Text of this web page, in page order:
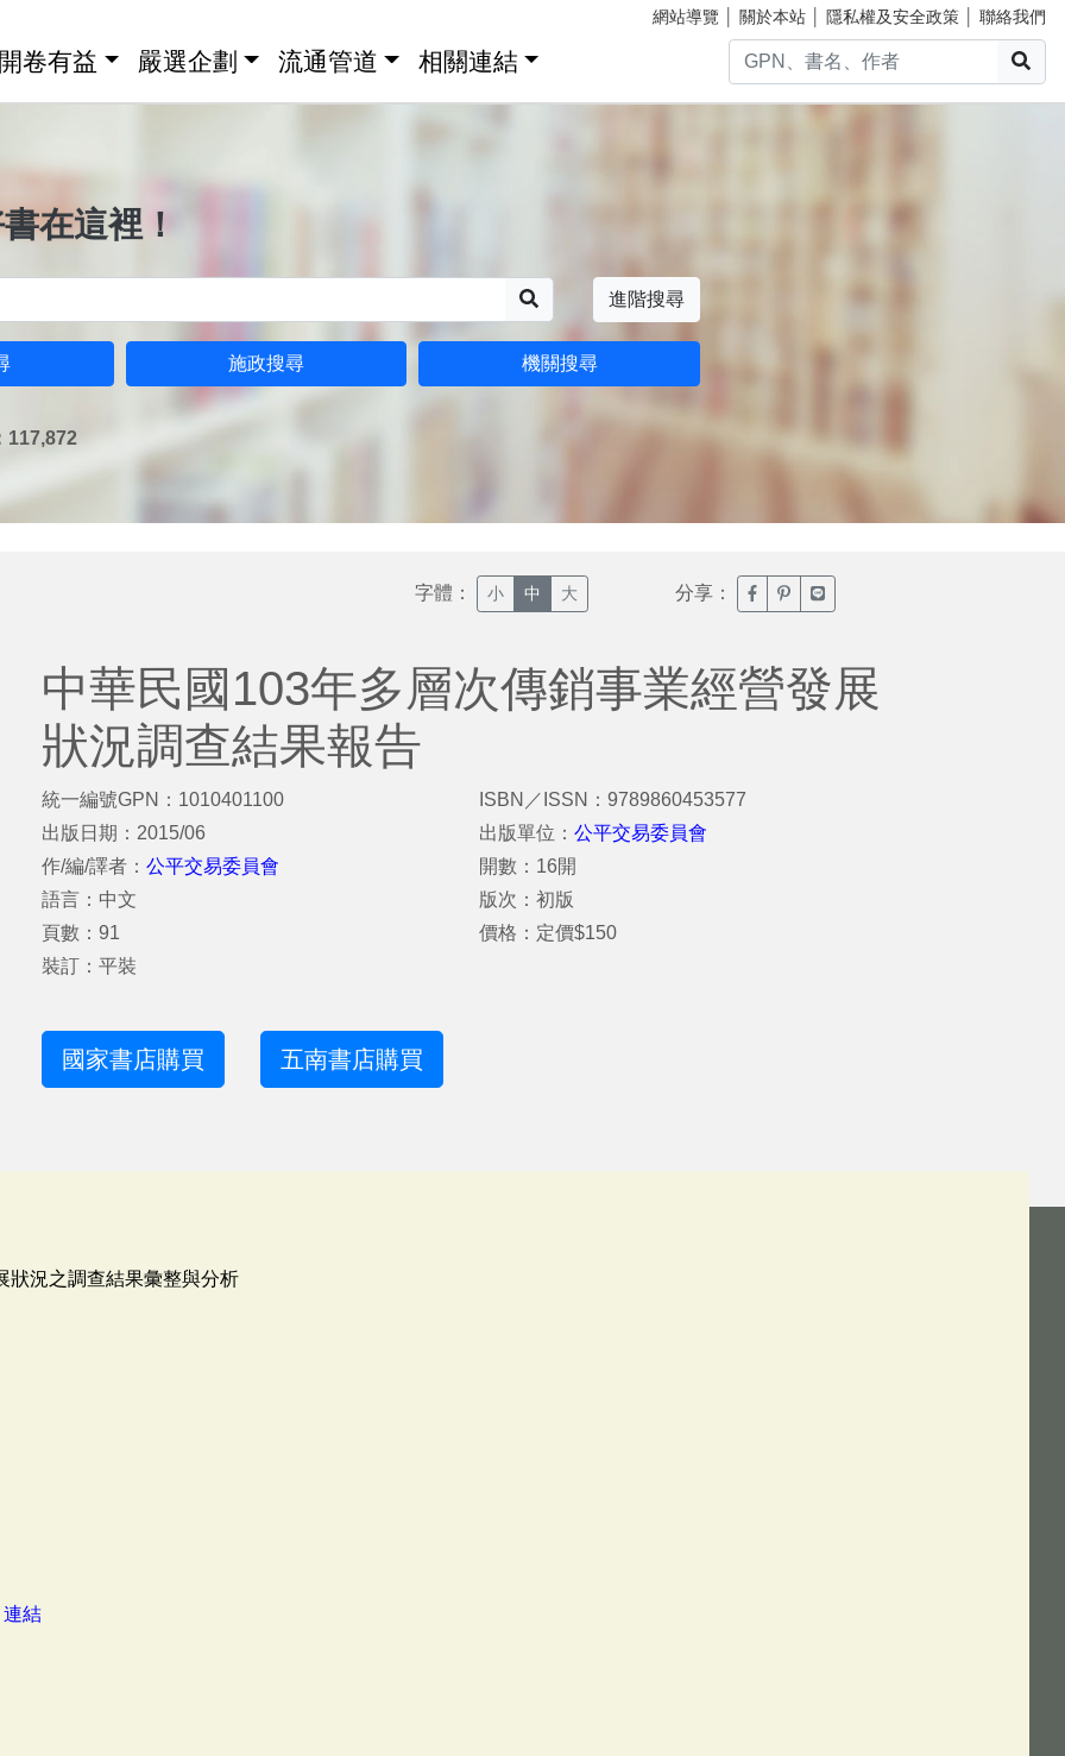
網站導覽 關於本站 隱私權及安全政策 聯絡我們
卷有益 嚴選企劃 流通管道 相關連結
在這裡！
進階搜尋
施政搜尋 機關搜尋
117,872
字體： 小 中 大 分享： 臉書分享(另開新視窗)
噗浪分享(另開新視窗)
Line分享(另開新視窗)
中華民國103年多層次傳銷事業經營發展
狀況調查結果報告
統一編號GPN：1010401100
出版日期：2015/06
作/編/譯者： 公平交易委員會
語言：中文
頁數：91
裝訂：平裝
ISBN／ISSN：9789860453577
出版單位：公平交易委員會
開數：16開
版次：初版
價格：定價$150
國家書店購買 五南書店購買
狀況之調查結果彙整與分析
連結